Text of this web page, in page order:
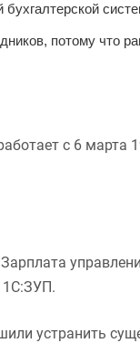
бухгалтерской
потому что
с 6
1С:ЗУП.
устранить